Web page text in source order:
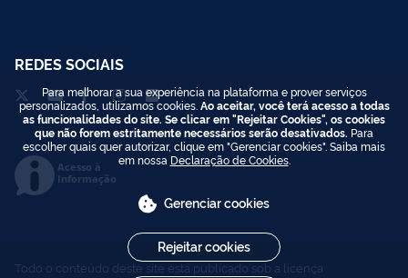
REDES SOCIAIS
Acesso à
Informação
Todo o conteúdo deste site está publicado sob a licença
Para melhorar a sua experiência na plataforma e prover serviços
personalizados, utilizamos cookies. Ao aceitar, você terá acesso a todas
as funcionalidades do site. Se clicar em "Rejeitar Cookies", os cookies
que não forem estritamente necessários serão desativados. Para
escolher quais quer autorizar, clique em "Gerenciar cookies". Saiba mais
em nossa Declaração de Cookies.
Gerenciar cookies
Rejeitar cookies